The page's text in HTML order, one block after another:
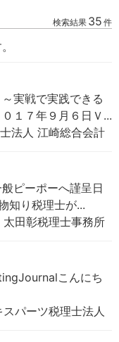
検索結果 35 件
実戦で実践できる
１７年９月６日Ｖ...
法人 江崎総合会計
ピーポーへ謹呈日
知り税理士が...
太田彰税理士事務所
こんにち
パーツ税理士法人